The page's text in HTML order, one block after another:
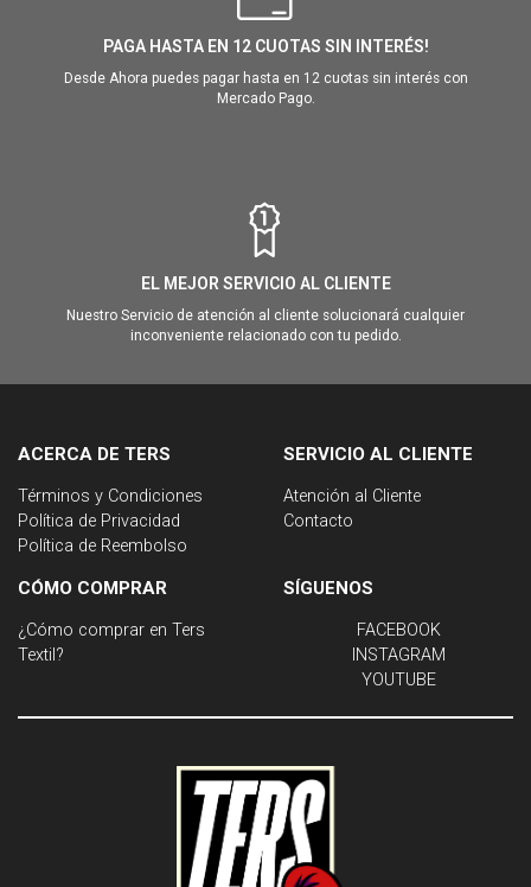
PAGA HASTA EN 12 CUOTAS SIN INTERÉS!
Desde Ahora puedes pagar hasta en 12 cuotas sin interés con
Mercado Pago.
EL MEJOR SERVICIO AL CLIENTE
Nuestro Servicio de atención al cliente solucionará cualquier
inconveniente relacionado con tu pedido.
ACERCA DE TERS
Términos y Condiciones
Política de Privacidad
Política de Reembolso
SERVICIO AL CLIENTE
Atención al Cliente
Contacto
CÓMO COMPRAR
¿Cómo comprar en Ters
Textil?
SÍGUENOS
FACEBOOK
INSTAGRAM
YOUTUBE